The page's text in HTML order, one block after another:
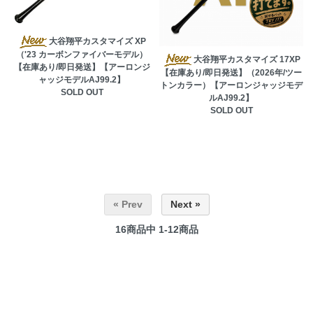
大谷翔平カスタマイズ XP
（'23 カーボンファイバーモデル）
【在庫あり/即日発送】【アーロンジ
ャッジモデルAJ99.2】
SOLD OUT
大谷翔平カスタマイズ 17XP
【在庫あり/即日発送】（2026年/ツー
トンカラー）【アーロンジャッジモデ
ルAJ99.2】
SOLD OUT
« Prev Next »
16商品中 1-12商品